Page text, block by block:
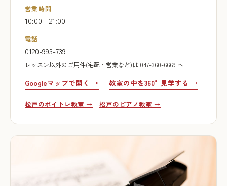
営業時間
10:00 - 21:00
電話
0120-993-739
レッスン以外のご用件(宅配・営業など)は 047-360-6669 へ
Googleマップで開く → 教室の中を360°見学する →
松戸のボイトレ教室 → 松戸のピアノ教室 →